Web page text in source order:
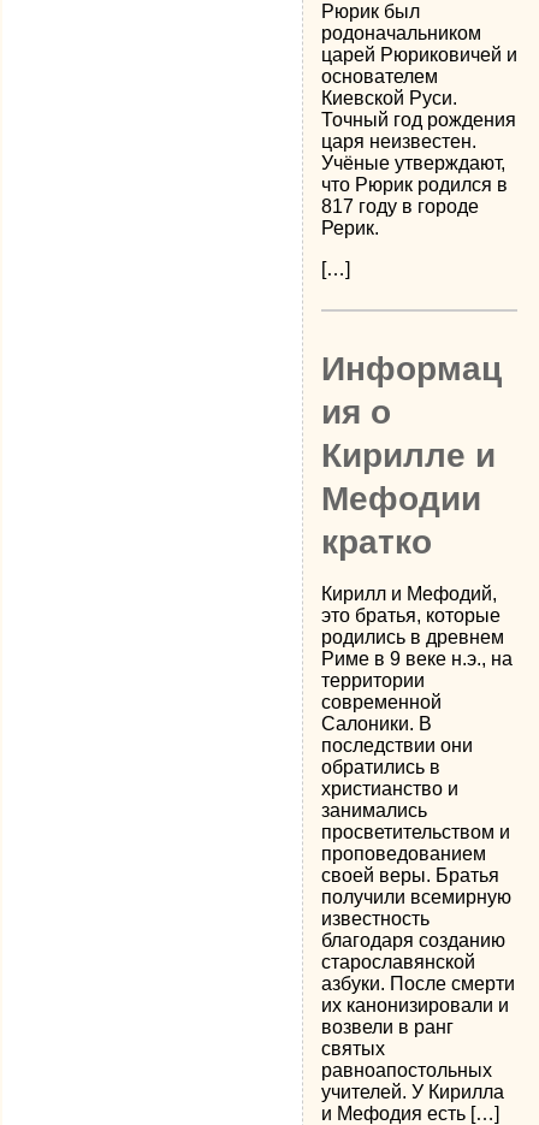
Рюрик был
родоначальником
царей Рюриковичей и
основателем
Киевской Руси.
Точный год рождения
царя неизвестен.
Учёные утверждают,
что Рюрик родился в
817 году в городе
Рерик.
[…]
Информац
ия о
Кирилле и
Мефодии
кратко
Кирилл и Мефодий,
это братья, которые
родились в древнем
Риме в 9 веке н.э., на
территории
современной
Салоники. В
последствии они
обратились в
христианство и
занимались
просветительством и
проповедованием
своей веры. Братья
получили всемирную
известность
благодаря созданию
старославянской
азбуки. После смерти
их канонизировали и
возвели в ранг
святых
равноапостольных
учителей. У Кирилла
и Мефодия есть […]